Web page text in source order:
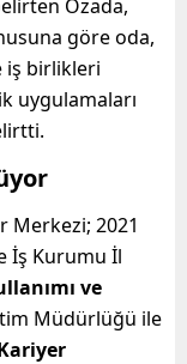
Özada,
göre oda,
iş birlikleri
uygulamaları
Merkezi; 2021
İş Kurumu İl
ve
Müdürlüğü ile